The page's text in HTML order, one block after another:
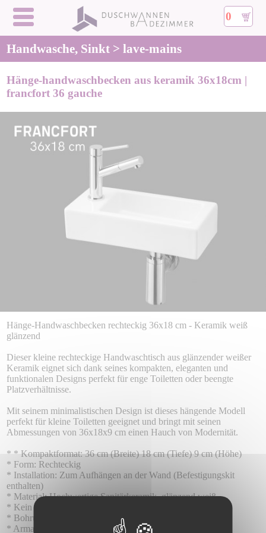
0
Handwasche, Sinkt > lave-mains
Hänge-handwaschbecken aus keramik 36x18cm |
francfort 36 gauche
Hänge-Handwaschbecken rechteckig 36x18 cm - Keramik weiß
glänzend
Dieser kleine rechteckige Handwaschtisch aus glänzender weißer
Keramik eignet sich dank seines kompakten, eleganten und
funktionalen Designs perfekt für enge Toiletten oder beengte
Platzverhältnisse.
Mit seinem minimalistischen Design ist dieses hängende Modell
perfekt für kleine Toiletten geeignet und bringt mit seinen
Abmessungen von 36x18x9 cm einen Hauch von Modernität.
* * Kompaktformat: 36 cm (Breite) 18 cm (Tiefe) 9 cm (Höhe)
* Form: Rechteckig
* Installation: Zum Aufhängen an der Wand (Befestigungskit
enthalten)
* Material: Hochwertige Sanitärkeramik, glänzend weiß
* Kein Überlauf, ideal für schlankes Design
* Bohrung für Mischbatterie links
* Armaturenbereich: 8 18 cm